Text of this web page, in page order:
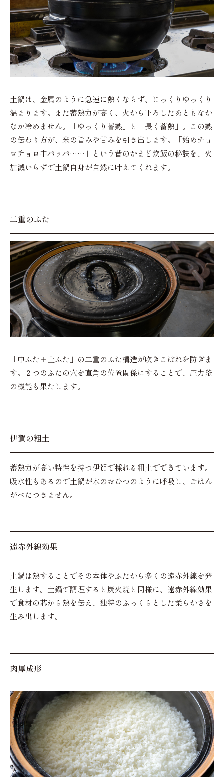
土鍋は、金属のように急速に熱くならず、じっくりゆっくり
温まります。また蓄熱力が高く、火から下ろしたあともなか
なか冷めません。「ゆっくり蓄熱」と「長く蓄熱」。この熱
の伝わり方が、米の旨みや甘みを引き出します。「始めチョ
ロチョロ中パッパ……」という昔のかまど炊飯の秘訣を、火
加減いらずで土鍋自身が自然に叶えてくれます。
二重のふた
「中ふた＋上ふた」の二重のふた構造が吹きこぼれを防ぎま
す。２つのふたの穴を直角の位置関係にすることで、圧力釜
の機能も果たします。
伊賀の粗土
蓄熱力が高い特性を持つ伊賀で採れる粗土でできています。
吸水性もあるので土鍋が木のおひつのように呼吸し、ごはん
がべたつきません。
遠赤外線効果
土鍋は熱することでその本体やふたから多くの遠赤外線を発
生します。土鍋で調理すると炭火焼と同様に、遠赤外線効果
で食材の芯から熱を伝え、独特のふっくらとした柔らかさを
生み出します。
肉厚成形